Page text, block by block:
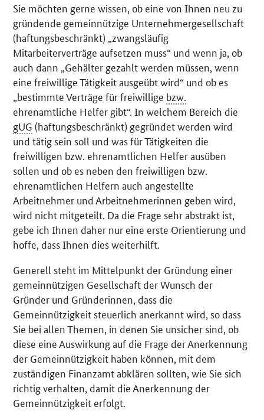
Sie möchten gerne wissen, ob eine von Ihnen neu zu
gründende gemeinnützige Unternehmergesellschaft
(haftungsbeschränkt) „zwangsläufig
Mitarbeiterverträge aufsetzen muss“ und wenn ja, ob
auch dann „Gehälter gezahlt werden müssen, wenn
eine freiwillige Tätigkeit ausgeübt wird“ und ob es
„bestimmte Verträge für freiwillige bzw.
ehrenamtliche Helfer gibt“. In welchem Bereich die
gUG (haftungsbeschränkt) gegründet werden wird
und tätig sein soll und was für Tätigkeiten die
freiwilligen bzw. ehrenamtlichen Helfer ausüben
sollen und ob es neben den freiwilligen bzw.
ehrenamtlichen Helfern auch angestellte
Arbeitnehmer und Arbeitnehmerinnen geben wird,
wird nicht mitgeteilt. Da die Frage sehr abstrakt ist,
gebe ich Ihnen daher nur eine erste Orientierung und
hoffe, dass Ihnen dies weiterhilft.
Generell steht im Mittelpunkt der Gründung einer
gemeinnützigen Gesellschaft der Wunsch der
Gründer und Gründerinnen, dass die
Gemeinnützigkeit steuerlich anerkannt wird, so dass
Sie bei allen Themen, in denen Sie unsicher sind, ob
diese eine Auswirkung auf die Frage der Anerkennung
der Gemeinnützigkeit haben können, mit dem
zuständigen Finanzamt abklären sollten, wie Sie sich
richtig verhalten, damit die Anerkennung der
Gemeinnützigkeit erfolgt.